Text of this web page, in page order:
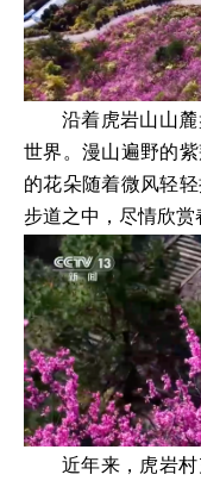
沿着虎岩山山
世界。漫山遍野的
的花朵随着微风轻
步道之中，尽情欣赏
近年来，虎岩